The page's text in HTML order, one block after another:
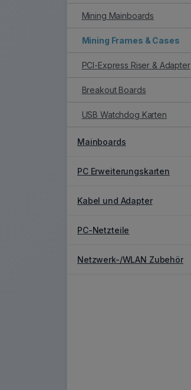
Mining Mainboards
Mining Frames & Cases
PCI-Express Riser & Adapter
Breakout Boards
USB Watchdog Karten
Mainboards
PC Erweiterungskarten
Kabel und Adapter
PC-Netzteile
Netzwerk-/WLAN Zubehör